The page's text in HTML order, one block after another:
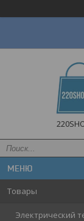
Товары
Электрический